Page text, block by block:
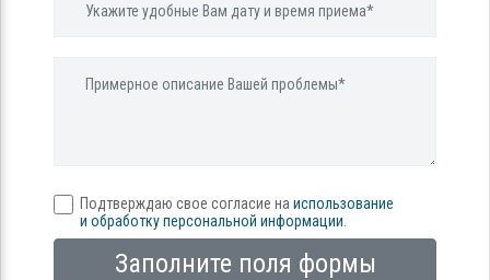
Подтверждаю свое согласие на использование
и обработку персональной информации
Заполните поля формы